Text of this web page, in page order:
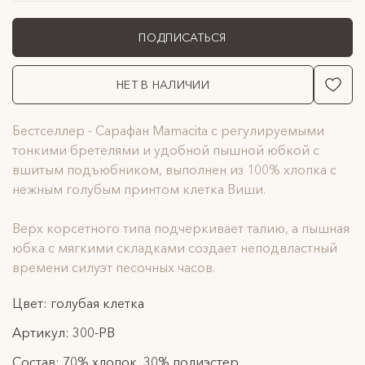
ПОДПИСАТЬСЯ
НЕТ В НАЛИЧИИ
Бестселлер - Сарафан Mamacita с регулируемыми
тонкими бретелями и удобной пышной юбкой с
вшитым подъюбником, выполнен из 100% хлопка с
нежным голубым принтом клетка Виши.
Верх корсетного типа подчеркивает талию, а пышная
юбка с мягкими складками создает неподвластный
времени силуэт песочных часов.
Цвет: голубая клетка
Артикул: 300-PB